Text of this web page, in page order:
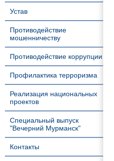
Устав
Противодействие
мошенничеству
Противодействие коррупции
Профилактика терроризма
Реализация национальных
проектов
Специальный выпуск
"Вечерний Мурманск"
Контакты